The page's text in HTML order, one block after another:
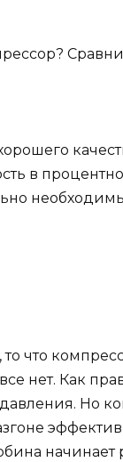
в
что
нет. Как
Но
начинает